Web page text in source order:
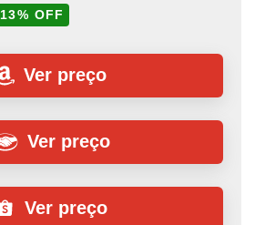
13% OFF
Ver preço
Ver preço
Ver preço